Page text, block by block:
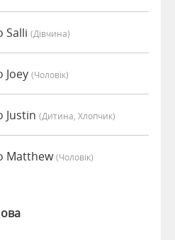
Salli (дівчина)
Joey (чоловік)
Justin (дитина, Хлопчик)
Matthew(чоловік)